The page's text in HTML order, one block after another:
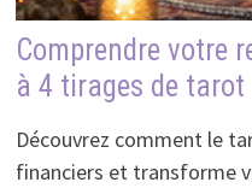
Comprendre votre
à 4 tirages de tarot
Découvrez comment le
financiers et transforme